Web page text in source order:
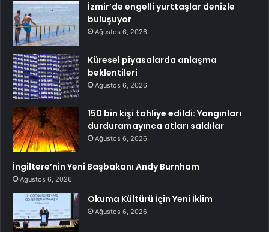
İzmir’de engelli yurttaşlar denizle
buluşuyor
Ağustos 6, 2026
Küresel piyasalarda anlaşma
beklentileri
Ağustos 6, 2026
150 bin kişi tahliye edildi: Yangınları
durduramayınca atları saldılar
Ağustos 6, 2026
İngiltere’nin Yeni Başbakanı Andy Burnham
Ağustos 6, 2026
Okuma Kültürü İçin Yeni İklim
Ağustos 6, 2026